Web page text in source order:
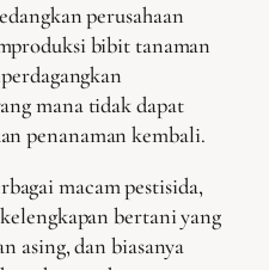
perusahaan
bibit tanaman
mana tidak dapat
penanaman kembali.
macam pestisida,
bertani yang
asing, dan biasanya